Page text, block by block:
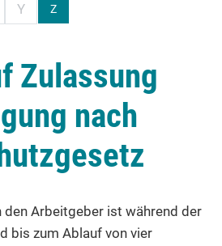
Y Z
Zulassung
nach
den Arbeitgeber ist während der
bis zum Ablauf von vier